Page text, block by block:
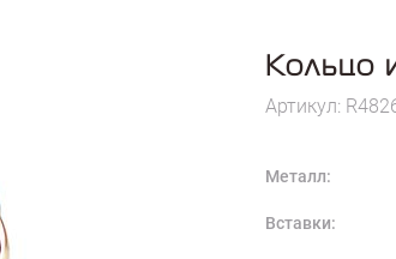
Кольцо
Артикул:
Металл:
Вставки: